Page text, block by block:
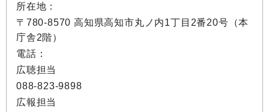
所在地：
〒780-8570 高知県高知市丸ノ内1丁目2番20号（本
庁舎2階）
電話：
広聴担当
088-823-9898
広報担当